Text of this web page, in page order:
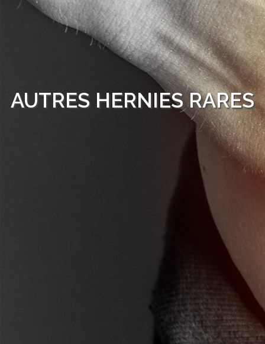
AUTRES HERNIES RARES